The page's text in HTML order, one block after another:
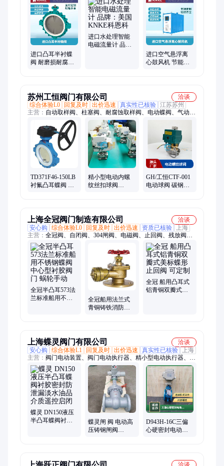
进口凸耳半衬蝶
阀 耐磨损耐腐蚀
进口水处理智能
电磁流量计 品
进口空气悬浮离
心鼓风机 节能高
苏州工恒阀门有限公司
洽谈
综合体验L0
回复及时 出价迅速 真实性已核验 江苏苏州
主营： 自动取样阀、柱塞阀、耐腐蚀取样阀、电动蝶阀、气动蝶
阀、采样阀、柱塞放料阀、无菌取样阀、一体阀、柱塞取样阀、
手动取样阀、法兰取样阀、沥青取样阀、取样阀门、自复位取样
阀、高压取样阀、电动球阀、密闭取样阀、高密封取样阀、气动
球阀、QYF、气体取样阀、反应釜取样装置、衬氟取样阀、不锈
钢取样阀
TD371F46-150LB
衬氟凸耳蝶阀 中
精小型电动内螺
纹丝扣球阀
GH/工恒CTF-001
电动球阀 碳钢二
上海全冠阀门制造有限公司
洽谈
安心购
综合体验L0 回复及时 出价迅速 资质已核验
上海
主营： 全冠阀、自闭阀、304闸阀、电磁阀、止回阀、残放阀、
软管阀、调节阀、消防栓、旋塞阀、排出阀、调压阀、截止阀、
液压阀、安全阀、三通阀、316阀门、水密阀、蝶形阀、排水
阀、泄放阀、铝合金、单向阀、恒温阀、直通阀
全冠半凸耳573法
兰标准船用不锈
全冠船用法兰式
青铜铸铁消防阀
全冠 船用凸耳式
铝青铜双瓣式美
上海蝶灵阀门有限公司
洽谈
安心购
综合体验L1 回复及时 出价迅速 真实性已核验
上海
主营： 阀门电动装置、阀门电动执行器、精小型电动执行器、电
动蝶阀系列、电动通风蝶阀、矿用隔爆型电动闸阀、矿用防爆型
配水闸阀、煤安矿用隔爆球阀、矿用隔爆ZB系列执行器、矿用
螺纹球阀、矿用QB系列执行器、煤安防爆型控制箱、电动铸钢
闸阀、高压电动闸阀、电动软密闸阀、电动高压截止阀、不锈钢
电动闸阀、电动法兰截止阀、电动刀闸阀、电动螺纹球阀、电动
陶瓷闸阀、电动陶瓷刀闸阀、气动陶瓷闸阀、气动成套阀门、电
动阀门控制箱
蝶灵 DN150液压
半凸耳蝶阀衬胶
蝶灵闸 阀 电动高
压铸钢闸阀
D943H-16C三偏
心硬密封电动法